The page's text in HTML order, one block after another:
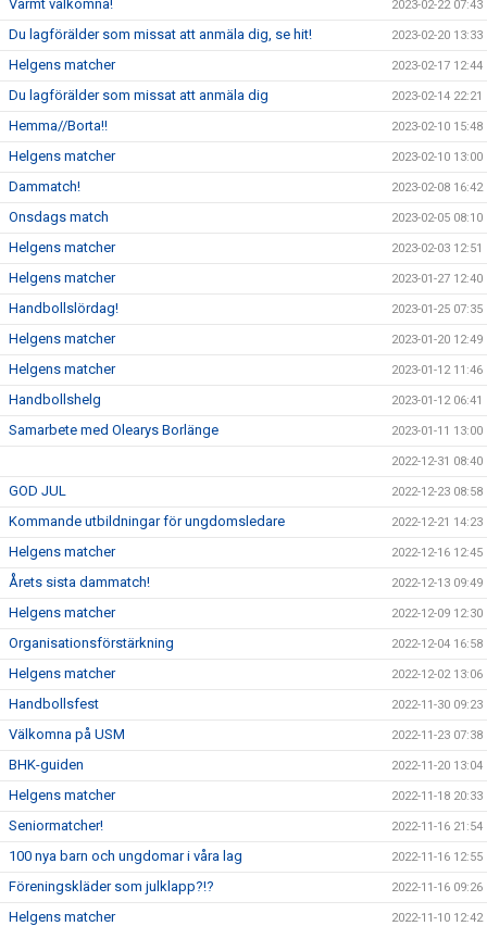
Varmt välkomna! 2023-02-22 07:43
Du lagförälder som missat att anmäla dig, se hit! 2023-02-20 13:33
Helgens matcher 2023-02-17 12:44
Du lagförälder som missat att anmäla dig 2023-02-14 22:21
Hemma//Borta!! 2023-02-10 15:48
Helgens matcher 2023-02-10 13:00
Dammatch! 2023-02-08 16:42
Onsdags match 2023-02-05 08:10
Helgens matcher 2023-02-03 12:51
Helgens matcher 2023-01-27 12:40
Handbollslördag! 2023-01-25 07:35
Helgens matcher 2023-01-20 12:49
Helgens matcher 2023-01-12 11:46
Handbollshelg 2023-01-12 06:41
Samarbete med Olearys Borlänge 2023-01-11 13:00
2022-12-31 08:40
GOD JUL 2022-12-23 08:58
Kommande utbildningar för ungdomsledare 2022-12-21 14:23
Helgens matcher 2022-12-16 12:45
Årets sista dammatch! 2022-12-13 09:49
Helgens matcher 2022-12-09 12:30
Organisationsförstärkning 2022-12-04 16:58
Helgens matcher 2022-12-02 13:06
Handbollsfest 2022-11-30 09:23
Välkomna på USM 2022-11-23 07:38
BHK-guiden 2022-11-20 13:04
Helgens matcher 2022-11-18 20:33
Seniormatcher! 2022-11-16 21:54
100 nya barn och ungdomar i våra lag 2022-11-16 12:55
Föreningskläder som julklapp?!? 2022-11-16 09:26
Helgens matcher 2022-11-10 12:42